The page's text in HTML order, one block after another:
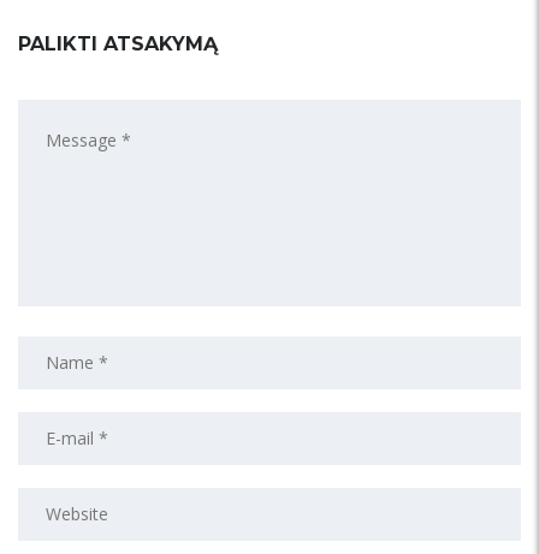
PALIKTI ATSAKYMĄ